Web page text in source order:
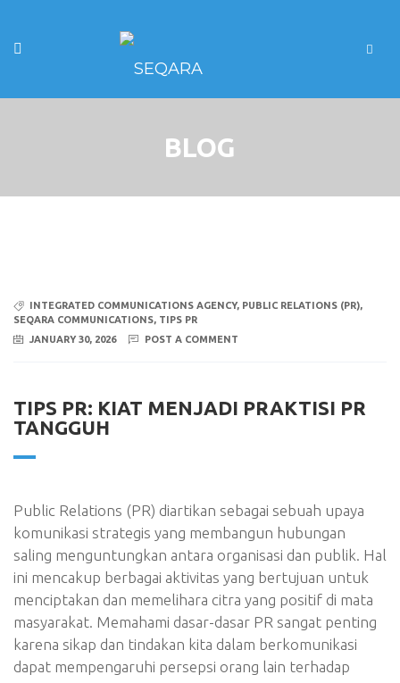
BLOG
INTEGRATED COMMUNICATIONS AGENCY, PUBLIC RELATIONS (PR),
SEQARA COMMUNICATIONS, TIPS PR
JANUARY 30, 2026
POST A COMMENT
TIPS PR: KIAT MENJADI PRAKTISI PR
TANGGUH
Public Relations (PR) diartikan sebagai sebuah upaya
komunikasi strategis yang membangun hubungan
saling menguntungkan antara organisasi dan publik. Hal
ini mencakup berbagai aktivitas yang bertujuan untuk
menciptakan dan memelihara citra yang positif di mata
masyarakat. Memahami dasar-dasar PR sangat penting
karena sikap dan tindakan kita dalam berkomunikasi
dapat mempengaruhi persepsi orang lain terhadap